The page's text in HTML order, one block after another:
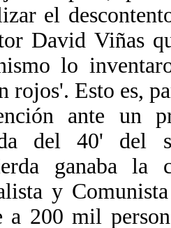
el
David Viñas
lo
rojos'. Esto es,
ante un
del 40' del
ganaba la
y
a 200 mil